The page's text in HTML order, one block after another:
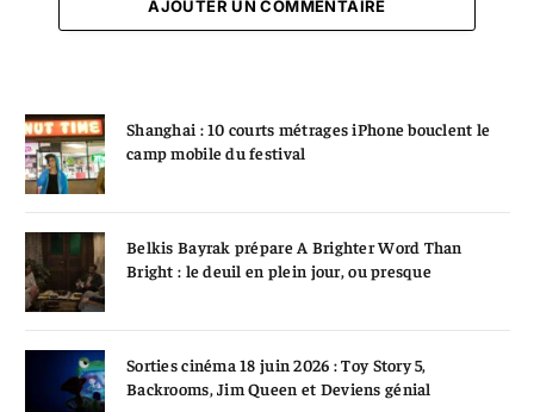
AJOUTER UN COMMENTAIRE
Shanghai : 10 courts métrages iPhone bouclent le
camp mobile du festival
Belkis Bayrak prépare A Brighter Word Than
Bright : le deuil en plein jour, ou presque
Sorties cinéma 18 juin 2026 : Toy Story 5,
Backrooms, Jim Queen et Deviens génial